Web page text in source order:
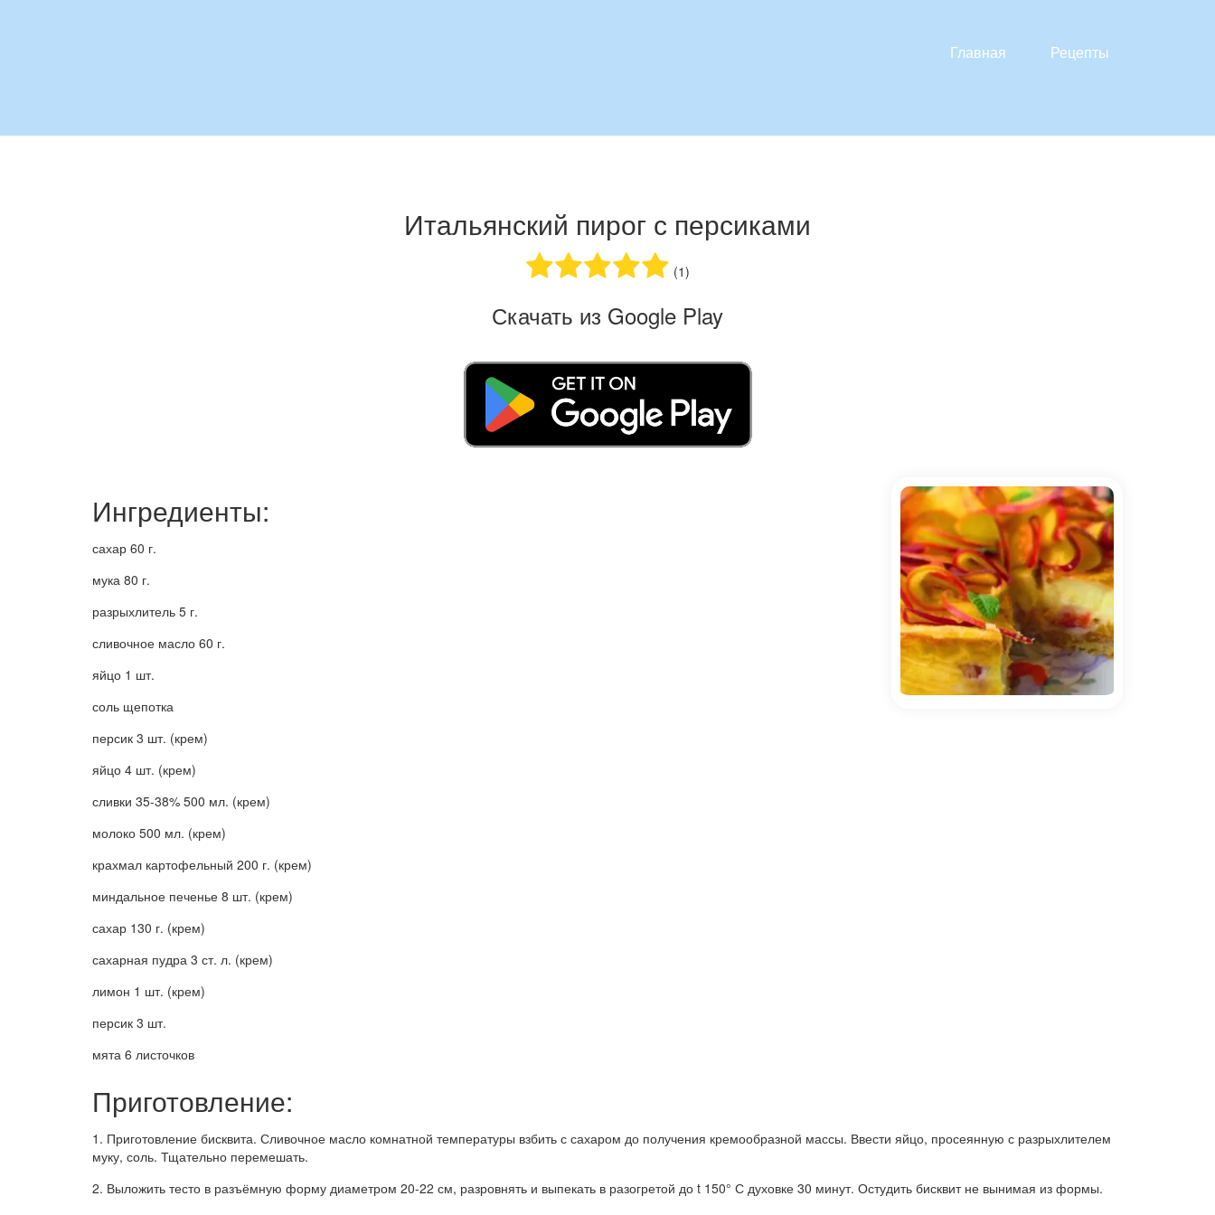
Главная Рецепты
Итальянский пирог с персиками
(1)
Скачать из Google Play
Ингредиенты:
сахар 60 г.
мука 80 г.
разрыхлитель 5 г.
сливочное масло 60 г.
яйцо 1 шт.
соль щепотка
персик 3 шт. (крем)
яйцо 4 шт. (крем)
сливки 35-38% 500 мл. (крем)
молоко 500 мл. (крем)
крахмал картофельный 200 г. (крем)
миндальное печенье 8 шт. (крем)
сахар 130 г. (крем)
сахарная пудра 3 ст. л. (крем)
лимон 1 шт. (крем)
персик 3 шт.
мята 6 листочков
Приготовление:
1. Приготовление бисквита. Сливочное масло комнатной температуры взбить с сахаром до получения кремообразной массы. Ввести яйцо, просеянную с разрыхлителем
муку, соль. Тщательно перемешать.
2. Выложить тесто в разъёмную форму диаметром 20-22 см, разровнять и выпекать в разогретой до t 150° С духовке 30 минут. Остудить бисквит не вынимая из формы.